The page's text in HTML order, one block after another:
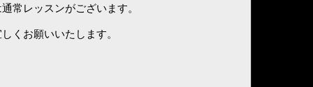
通常レッスンがございます。
くお願いいたします。